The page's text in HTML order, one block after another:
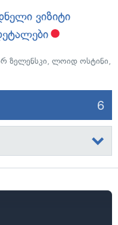
ვიზიტი
ზელენსკი, ლოიდ ოსტინი,
6